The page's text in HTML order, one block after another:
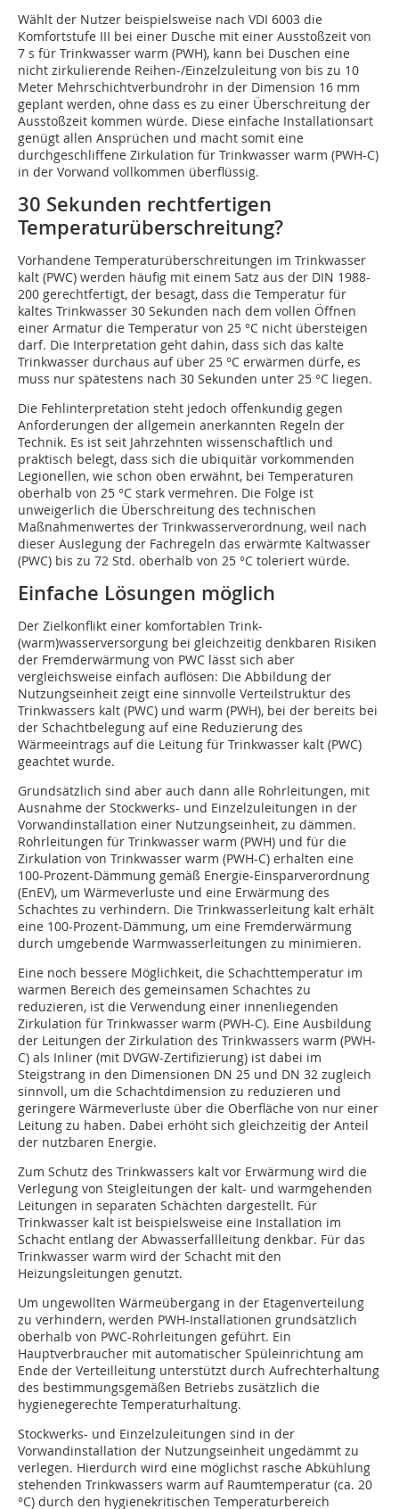
Wählt der Nutzer beispielsweise nach VDI 6003 die
Komfortstufe III bei einer Dusche mit einer Ausstoßzeit von
7 s für Trinkwasser warm (PWH), kann bei Duschen eine
nicht zirkulierende Reihen-/Einzelzuleitung von bis zu 10
Meter Mehrschichtverbundrohr in der Dimension 16 mm
geplant werden, ohne dass es zu einer Überschreitung der
Ausstoßzeit kommen würde. Diese einfache Installationsart
genügt allen Ansprüchen und macht somit eine
durchgeschliffene Zirkulation für Trinkwasser warm (PWH-C)
in der Vorwand vollkommen überflüssig.
30 Sekunden rechtfertigen
Temperaturüberschreitung?
Vorhandene Temperaturüberschreitungen im Trinkwasser
kalt (PWC) werden häufig mit einem Satz aus der DIN 1988-
200 gerechtfertigt, der besagt, dass die Temperatur für
kaltes Trinkwasser 30 Sekunden nach dem vollen Öffnen
einer Armatur die Temperatur von 25 °C nicht übersteigen
darf. Die Interpretation geht dahin, dass sich das kalte
Trinkwasser durchaus auf über 25 °C erwärmen dürfe, es
muss nur spätestens nach 30 Sekunden unter 25 °C liegen.
Die Fehlinterpretation steht jedoch offenkundig gegen
Anforderungen der allgemein anerkannten Regeln der
Technik. Es ist seit Jahrzehnten wissenschaftlich und
praktisch belegt, dass sich die ubiquitär vorkommenden
Legionellen, wie schon oben erwähnt, bei Temperaturen
oberhalb von 25 °C stark vermehren. Die Folge ist
unweigerlich die Überschreitung des technischen
Maßnahmenwertes der Trinkwasserverordnung, weil nach
dieser Auslegung der Fachregeln das erwärmte Kaltwasser
(PWC) bis zu 72 Std. oberhalb von 25 °C toleriert würde.
Einfache Lösungen möglich
Der Zielkonflikt einer komfortablen Trink-
(warm)wasserversorgung bei gleichzeitig denkbaren Risiken
der Fremderwärmung von PWC lässt sich aber
vergleichsweise einfach auflösen: Die Abbildung der
Nutzungseinheit zeigt eine sinnvolle Verteilstruktur des
Trinkwassers kalt (PWC) und warm (PWH), bei der bereits bei
der Schachtbelegung auf eine Reduzierung des
Wärmeeintrags auf die Leitung für Trinkwasser kalt (PWC)
geachtet wurde.
Grundsätzlich sind aber auch dann alle Rohrleitungen, mit
Ausnahme der Stockwerks- und Einzelzuleitungen in der
Vorwandinstallation einer Nutzungseinheit, zu dämmen.
Rohrleitungen für Trinkwasser warm (PWH) und für die
Zirkulation von Trinkwasser warm (PWH-C) erhalten eine
100-Prozent-Dämmung gemäß Energie-Einsparverordnung
(EnEV), um Wärmeverluste und eine Erwärmung des
Schachtes zu verhindern. Die Trinkwasserleitung kalt erhält
eine 100-Prozent-Dämmung, um eine Fremderwärmung
durch umgebende Warmwasserleitungen zu minimieren.
Eine noch bessere Möglichkeit, die Schach­t­temperatur im
warmen Bereich des gemeinsamen Schachtes zu
reduzieren, ist die Verwendung einer innenliegenden
Zirkulation für Trinkwasser warm (PWH-C). Eine Ausbildung
der Leitungen der Zirkulation des Trinkwassers warm (PWH-
C) als Inliner (mit DVGW-Zertifizierung) ist dabei im
Steigstrang in den Dimensionen DN 25 und DN 32 zugleich
sinnvoll, um die Schachtdimension zu reduzieren und
geringere Wärmeverluste über die Oberfläche von nur einer
Leitung zu haben. Dabei erhöht sich gleichzeitig der Anteil
der nutzbaren Energie.
Zum Schutz des Trinkwassers kalt vor Erwärmung wird die
Verlegung von Steigleitungen der kalt- und warmgehenden
Leitungen in separaten Schächten dargestellt. Für
Trinkwasser kalt ist beispielsweise eine Installation im
Schacht entlang der Abwasserfallleitung denkbar. Für das
Trinkwasser warm wird der Schacht mit den
Heizungsleitungen genutzt.
Um ungewollten Wärmeübergang in der Etagenverteilung
zu verhindern, werden PWH-Installationen grundsätzlich
oberhalb von PWC-Rohrleitungen geführt. Ein
Hauptverbraucher mit automatischer Spüleinrichtung am
Ende der Verteilleitung unterstützt durch Aufrechterhaltung
des bestimmungsgemäßen Betriebs zusätzlich die
hygienegerechte Temperaturhaltung.
Stockwerks- und Einzelzuleitungen sind in der
Vorwandinstallation der Nutzungseinheit ungedämmt zu
verlegen. Hierdurch wird eine möglichst rasche Abkühlung
stehenden Trinkwassers warm auf Raumtemperatur (ca. 20
°C) durch den hygienekritischen Temperaturbereich